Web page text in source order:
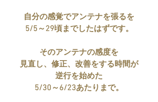
自分の感覚でアンテナを張るを
5/5～29頃までしたはずです。
そのアンテナの感度を
見直し、修正、改善をする時間が
逆行を始めた
5/30～6/23あたりまで。